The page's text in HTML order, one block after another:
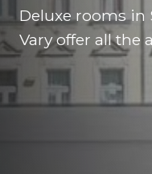
Deluxe rooms in
Vary offer all the